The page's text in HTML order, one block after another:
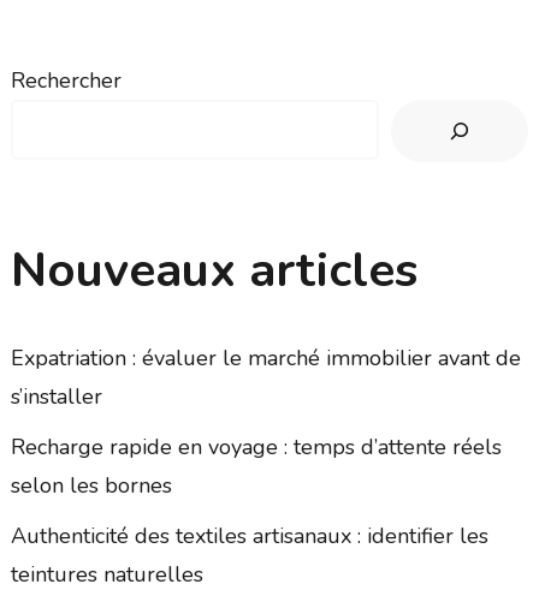
Rechercher
Nouveaux articles
Expatriation : évaluer le marché immobilier avant de
s’installer
Recharge rapide en voyage : temps d’attente réels
selon les bornes
Authenticité des textiles artisanaux : identifier les
teintures naturelles